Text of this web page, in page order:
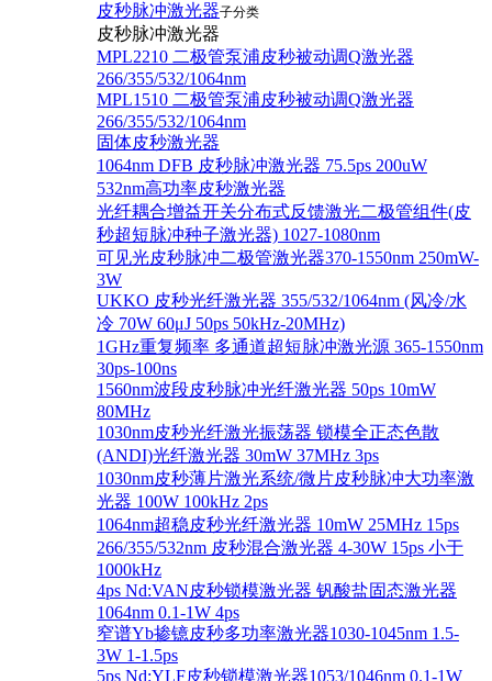
皮秒脉冲激光器子分类
皮秒脉冲激光器
​MPL2210 二极管泵浦皮秒被动调Q激光器
266/355/532/1064nm
MPL1510 二极管泵浦皮秒被动调Q激光器
266/355/532/1064nm
固体皮秒激光器
1064nm DFB 皮秒脉冲激光器 75.5ps 200uW
532nm高功率皮秒激光器
光纤耦合增益开关分布式反馈激光二极管组件(皮
秒超短脉冲种子激光器) 1027-1080nm
可见光皮秒脉冲二极管激光器370-1550nm 250mW-
3W
UKKO 皮秒光纤激光器 355/532/1064nm (风冷/水
冷 70W 60μJ 50ps 50kHz-20MHz)
1GHz重复频率 多通道超短脉冲激光源 365-1550nm
30ps-100ns
1560nm波段皮秒脉冲光纤激光器 50ps 10mW
80MHz
1030nm皮秒光纤激光振荡器 锁模全正态色散
(ANDI)光纤激光器 30mW 37MHz 3ps
1030nm皮秒薄片激光系统/微片皮秒脉冲大功率激
光器 100W 100kHz 2ps
1064nm超稳皮秒光纤激光器 10mW 25MHz 15ps
266/355/532nm 皮秒混合激光器 4-30W 15ps 小于
1000kHz
4ps Nd:VAN皮秒锁模激光器 钒酸盐固态激光器
1064nm 0.1-1W 4ps
窄谱Yb掺镱皮秒多功率激光器1030-1045nm 1.5-
3W 1-1.5ps
5ps Nd:YLF皮秒锁模激光器1053/1046nm 0.1-1W